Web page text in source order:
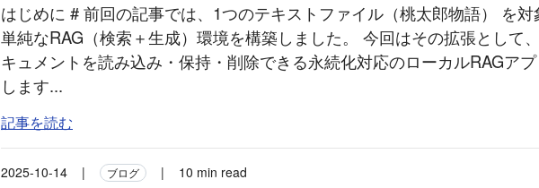
はじめに # 前回の記事では、1つのテキストファイル（桃太郎物語） を対
単純なRAG（検索＋生成）環境を構築しました。 今回はその拡張として
キュメントを読み込み・保持・削除できる永続化対応のローカルRAGア
します...
記事を読む
2025-10-14 | ブログ |
10 min read